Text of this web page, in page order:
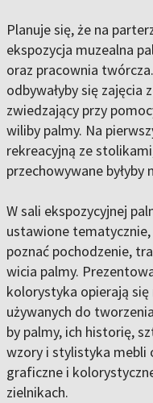
Planuje się, że na
ekspozycja muzealna
oraz pracownia
odbywałyby się zajęcia
zwiedzający przy
wiliby palmy. Na
rekreacyjną ze
przechowywane byłyby
W sali ekspozycyjnej
ustawione tematycznie,
poznać pochodzenie,
wicia palmy.
kolorystyka opierają
używanych do
by palmy, ich historię,
wzory i stylistyka mebli
graficzne i
zielnikach.